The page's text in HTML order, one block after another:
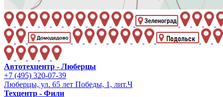
Автотехцентр - Люберцы
+7 (495) 320-07-39
Люберцы, ул. 65 лет Победы, 1, лит.Ч
Техцентр - Фили